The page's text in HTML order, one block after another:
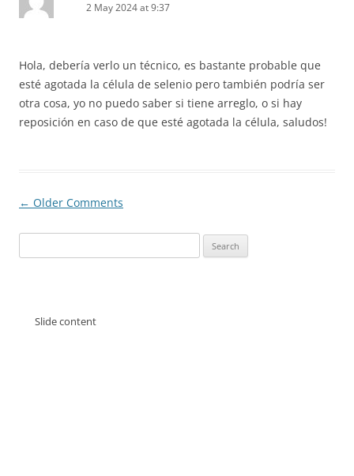
2 May 2024 at 9:37
Hola, debería verlo un técnico, es bastante probable que
esté agotada la célula de selenio pero también podría ser
otra cosa, yo no puedo saber si tiene arreglo, o si hay
reposición en caso de que esté agotada la célula, saludos!
Comment
← Older Comments
for:
Slide content